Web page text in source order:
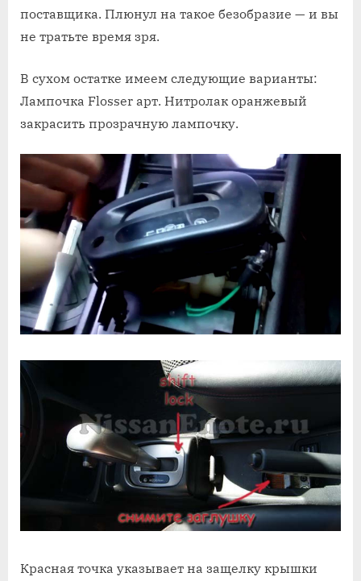
поставщика. Плюнул на такое безобразие — и вы
не тратьте время зря.
В сухом остатке имеем следующие варианты:
Лампочка Flosser арт. Нитролак оранжевый
закрасить прозрачную лампочку.
Красная точка указывает на защелку крышки